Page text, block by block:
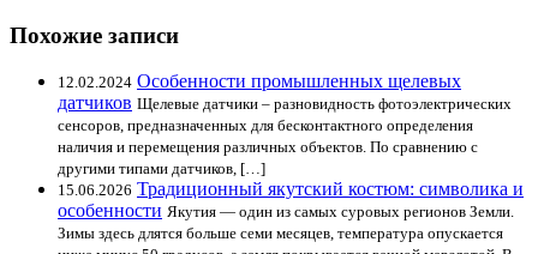
Похожие записи
12.02.2024 Особенности промышленных щелевых
датчиков Щелевые датчики – разновидность фотоэлектрических
сенсоров, предназначенных для бесконтактного определения
наличия и перемещения различных объектов. По сравнению с
другими типами датчиков, […]
15.06.2026 Традиционный якутский костюм: символика и
особенности Якутия — один из самых суровых регионов Земли.
Зимы здесь длятся больше семи месяцев, температура опускается